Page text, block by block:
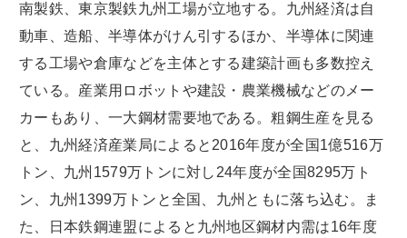
南製鉄、東京製鉄九州工場が立地する。九州経済は自
動車、造船、半導体がけん引するほか、半導体に関連
する工場や倉庫などを主体とする建築計画も多数控え
ている。産業用ロボットや建設・農業機械などのメー
カーもあり、一大鋼材需要地である。粗鋼生産を見る
と、九州経済産業局によると2016年度が全国1億516万
トン、九州1579万トンに対し24年度が全国8295万ト
ン、九州1399万トンと全国、九州ともに落ち込む。ま
た、日本鉄鋼連盟によると九州地区鋼材内需は16年度